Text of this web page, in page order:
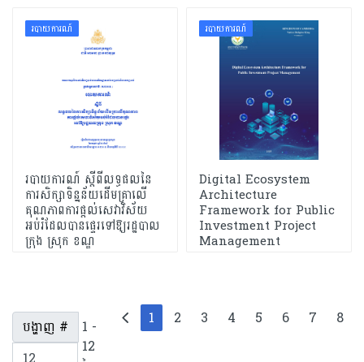
របាយការណ៍
របាយការណ៍ ស្ដីពីលទ្ធផលនៃ
ការសិក្សាទិន្នន័យដើមគ្រាលើ
គុណភាពការផ្ដល់សេវាវិស័យ
អប់រំដែលបានផ្ទេរទៅឱ្យរដ្ឋបាល
ក្រុង ស្រុក ខណ្ឌ
របាយការណ៍
Digital Ecosystem
Architecture
Framework for Public
Investment Project
Management
បង្ហាញ #
1 -
12
1 2 3 4 5 6 7 8